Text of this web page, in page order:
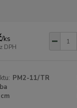
/ks
DPH
PM2-11/TR